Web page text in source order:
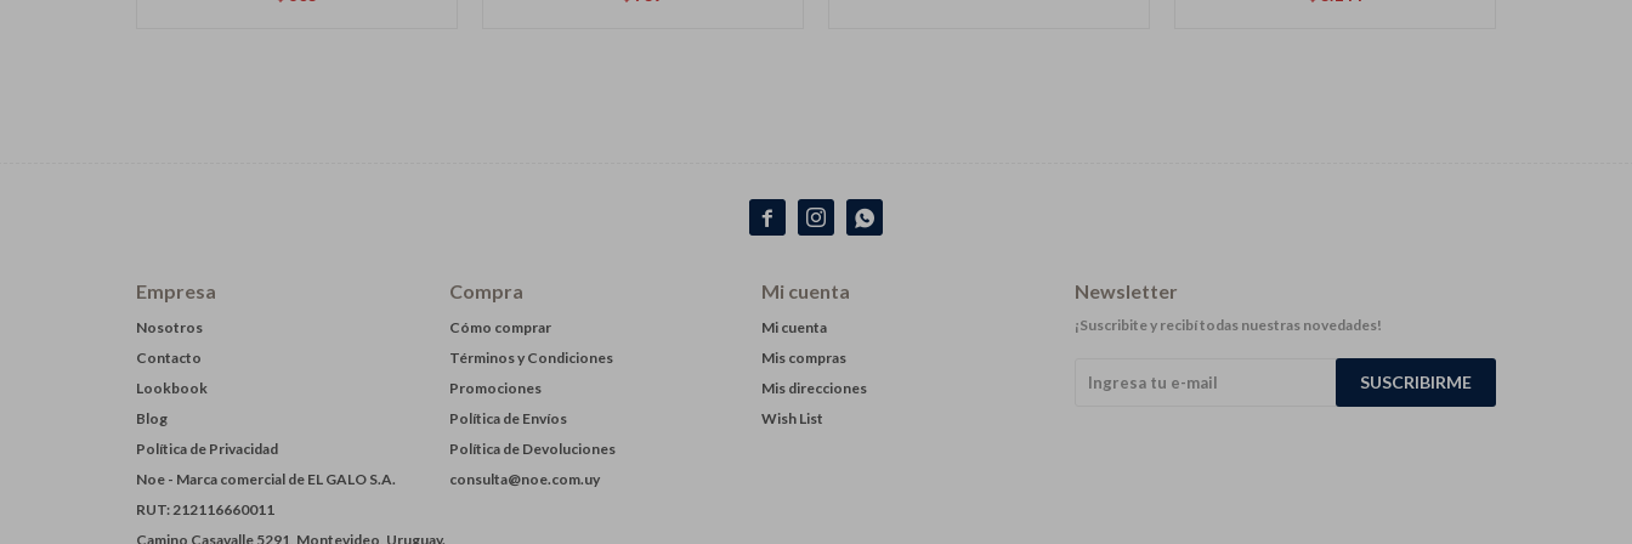
  
Empresa
Nosotros
Contacto
Lookbook
Blog
Política de Privacidad
Noe - Marca comercial de EL GALO S.A.
RUT: 212116660011
Camino Casavalle 5291, Montevideo, Uruguay.
Compra
Cómo comprar
Términos y Condiciones
Promociones
Política de Envíos
Política de Devoluciones
consulta@noe.com.uy
Mi cuenta
Mi cuenta
Mis compras
Mis direcciones
Wish List
Newsletter
¡Suscribite y recibí todas nuestras novedades!
SUSCRIBIRME